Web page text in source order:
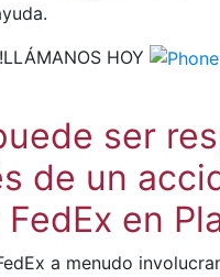
LLÁMANOS HOY
ser
de un
en
a menudo